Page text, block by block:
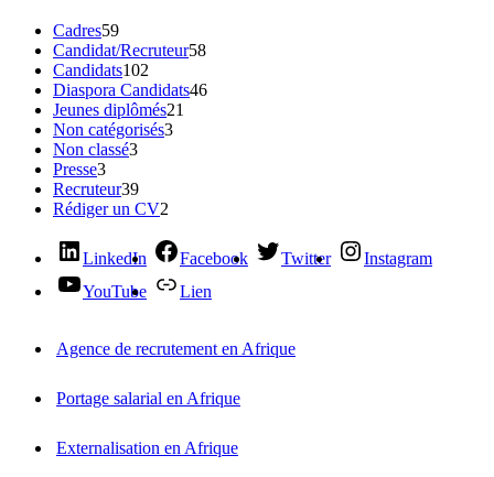
Cadres59
Candidat/Recruteur58
Candidats102
Diaspora Candidats46
Jeunes diplômés21
Non catégorisés3
Non classé3
Presse3
Recruteur39
Rédiger un CV2
LinkedIn Facebook Twitter
Instagram
YouTube
Lien
Agence de recrutement en Afrique
Portage salarial en Afrique
Externalisation en Afrique